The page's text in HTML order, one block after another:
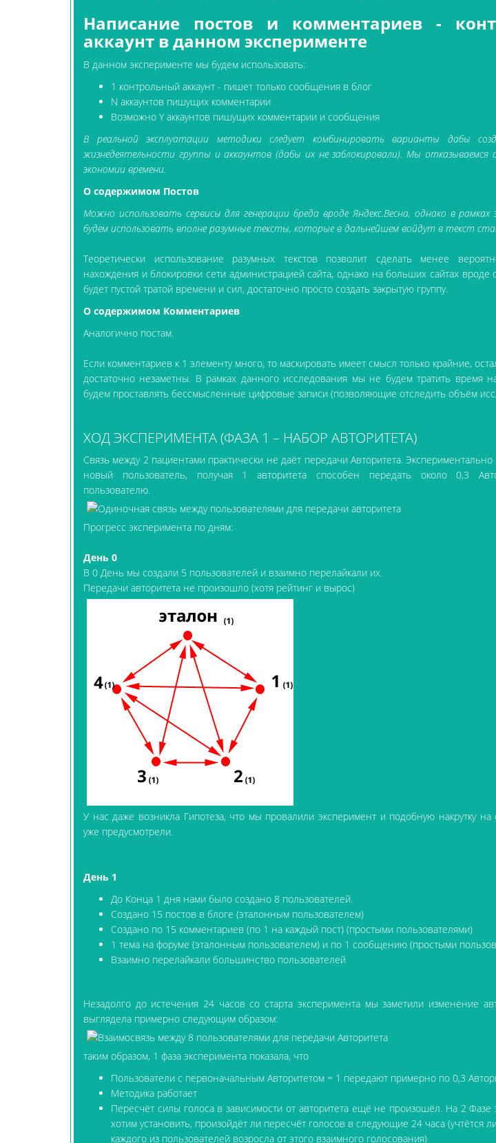
Написание постов и комментариев -
аккаунт в данном эксперименте
В данном эксперименте мы будем использовать:
1 контрольный аккаунт - пишет только сообщения в блог
N аккаунтов пишущих комментарии
Возможно Y аккаунтов пишущих комментарии и сообщения
В реальной эксплуатации методики следует комбинировать варианты дабы
жизнедеятельности группы и аккаунтов (дабы их не заблокировали). Мы отказываемся
экономии времени.
О содержимом Постов
Можно использовать сервисы для генерации бреда вроде Яндекс.Весна, однако в
будем использовать вполне разумные тексты, которые в дальнейшем войдут в текст
Теоретически использование разумных текстов позволит сделать менее
нахождения и блокировки сети администрацией сайта, однако на больших сайтах вроде
будет пустой тратой времени и сил, достаточно просто создать закрытую группу.
О содержимом Комментариев
Аналогично постам.
Если комментариев к 1 элементу много, то маскировать имеет смысл только крайние,
достаточно незаметны. В рамках данного исследования мы не будем тратить время
будем проставлять бессмысленные цифровые записи (позволяющие отследить объём
ХОД ЭКСПЕРИМЕНТА (ФАЗА 1 – НАБОР АВТОРИТЕТА)
Связь между 2 пациентами практически не даёт передачи Авторитета. Экспериментально
новый пользователь, получая 1 авторитета способен передать около 0,3
пользователю.
Прогресс эксперимента по дням:
День 0
В 0 День мы создали 5 пользователей и взаимно перелайкали их.
Передачи авторитета не произошло (хотя рейтинг и вырос)
У нас даже возникла Гипотеза, что мы провалили эксперимент и подобную накрутку на
уже предусмотрели.
День 1
До Конца 1 дня нами было создано 8 пользователей.
Создано 15 постов в блоге (эталонным пользователем)
Создано по 15 комментариев (по 1 на каждый пост) (простыми пользователями)
1 тема на форуме (эталонным пользователем) и по 1 сообщению (простыми
Взаимно перелайкали большинство пользователей
Незадолго до истечения 24 часов со старта эксперимента мы заметили изменение
выглядела примерно следующим образом:
таким образом, 1 фаза эксперимента показала, что
Пользователи с первоначальным Авторитетом = 1 передают примерно по 0,3
Методика работает
Пересчёт силы голоса в зависимости от авторитета ещё не произошёл. На 2 Фазе
хотим установить, произойдёт ли пересчёт голосов в следующие 24 часа (учтётся
каждого из пользователей возросла от этого взаимного голосования)